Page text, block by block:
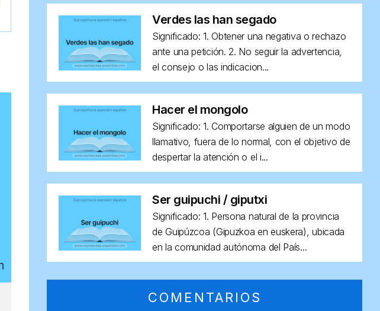
Verdes las han segado
Significado: 1. Obtener una negativa o rechazo
ante una petición. 2. No seguir la advertencia,
el consejo o las indicacion...
Hacer el mongolo
Significado: 1. Comportarse alguien de un modo
llamativo, fuera de lo normal, con el objetivo de
despertar la atención o el i...
Ser guipuchi / giputxi
Significado: 1. Persona natural de la provincia
de Guipúzcoa (Gipuzkoa en euskera), ubicada
en la comunidad autónoma del País...
COMENTARIOS